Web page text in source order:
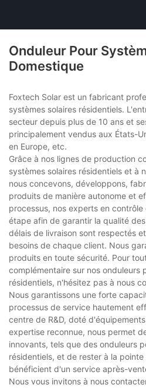
Onduleur Pour
Domestique
Foxtech Solar est un fabricant
systèmes solaires résidentiels.
secteur depuis plus de 10 ans et
principalement vendus aux États-
en Europe, etc.
Grâce à nos lignes de production
systèmes solaires résidentiels et à
nous concevons, développons,
produits de manière autonome et
processus, nos experts en
étape afin de garantir la qualité
délais de livraison sont respectés
besoins de chaque client. Nous
produits en toute sécurité. Pour
complémentaire sur nos onduleurs
résidentiels, n'hésitez pas à nous
Nous garantissons une forte
processus de service hautement
centre de R&D, doté
expertise reconnue, nous permet
innovants, tels que des onduleurs
résidentiels, et de rester à la
bénéficient d'un service après-
Nous vous invitons à nous